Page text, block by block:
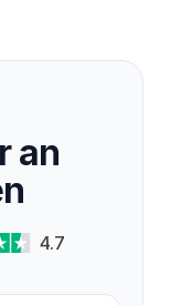
an
4.7